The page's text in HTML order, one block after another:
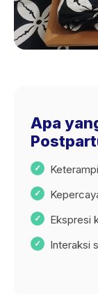
Apa
Ekspresi
Interaksi